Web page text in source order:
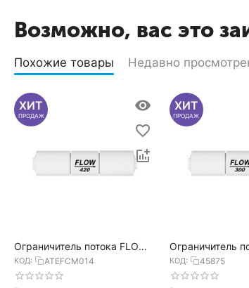
Возможно, вас это
Похожие товары Недавно
ХИТ
ПРОДАЖ
Ограничитель потока FLOW
420
КОД: ATEFCM014
ХИТ
ПРОДАЖ
Ограничитель
300
КОД: 45875